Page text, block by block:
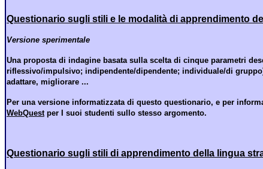
Questionario sugli stili e le modalità di apprendimento
Versione sperimentale
Una proposta di indagine basata sulla scelta di cinque parametri
riflessivo/impulsivo; indipendente/dipendente; individuale/di
adattare, migliorare ...
Per una versione informatizzata di questo questionario, e per
WebQuestper I suoi studenti sullo stesso argomento.
Questionario sugli stili di apprendimento della lingua